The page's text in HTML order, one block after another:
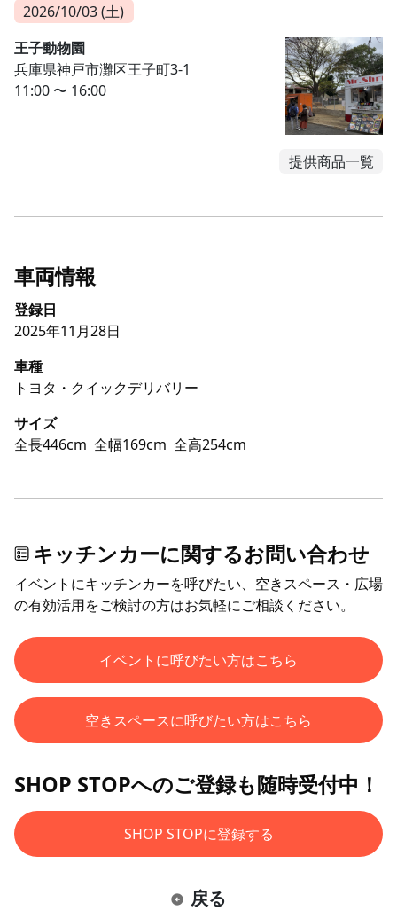
2026/10/03 (土)
王子動物園
兵庫県神戸市灘区王子町3-1
11:00 〜 16:00
提供商品一覧
車両情報
登録日
2025年11月28日
車種
トヨタ・クイックデリバリー
サイズ
全長446cm 全幅169cm 全高254cm
キッチンカーに関するお問い合わせ
イベントにキッチンカーを呼びたい、空きスペース・広場
の有効活用をご検討の方はお気軽にご相談ください。
イベントに呼びたい方はこちら
空きスペースに呼びたい方はこちら
SHOP STOPへのご登録も随時受付中！
SHOP STOPに登録する
戻る